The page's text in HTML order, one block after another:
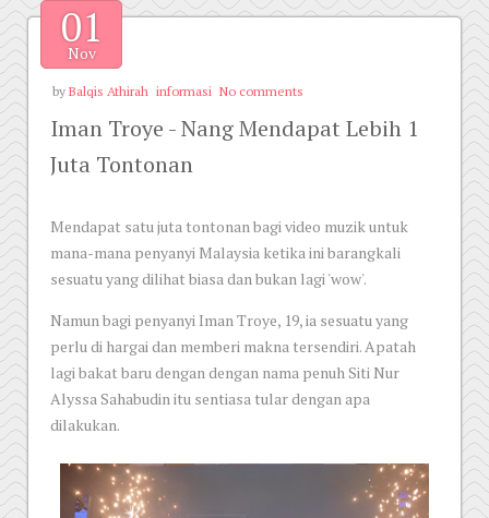
01
Nov
by Balqis Athirah informasi No comments
Iman Troye - Nang Mendapat Lebih 1
Juta Tontonan
Mendapat satu juta tontonan bagi video muzik untuk
mana-mana penyanyi Malaysia ketika ini barangkali
sesuatu yang dilihat biasa dan bukan lagi 'wow'.
Namun bagi penyanyi Iman Troye, 19, ia sesuatu yang
perlu di hargai dan memberi makna tersendiri. Apatah
lagi bakat baru dengan dengan nama penuh Siti Nur
Alyssa Sahabudin itu sentiasa tular dengan apa
dilakukan.